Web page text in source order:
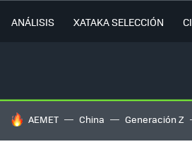
ANÁLISIS XATAKA SELECCIÓN
HOY SE HABLA DE
AEMET China Generación Z